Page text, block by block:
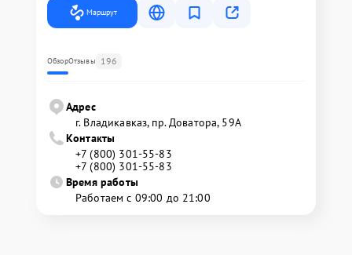
Маршрут
ОбзорОтзывы 196
Адрес
г. Владикавказ, пр. Доватора, 59А
Контакты
+7 (800) 301-55-83
+7 (800) 301-55-83
Время работы
Работаем с 09:00 до 21:00